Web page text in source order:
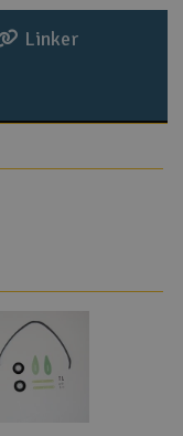
Linker